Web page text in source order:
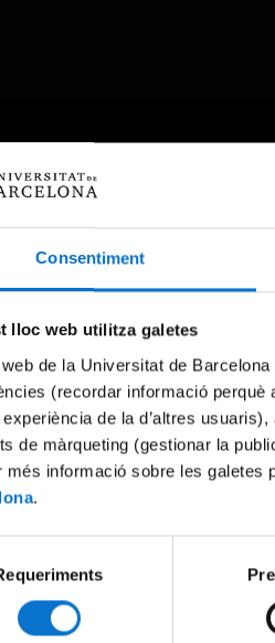
Consentiment
lloc web utilitza galetes
de la Universitat de
(recordar informació
de la d’altres
de màrqueting (gestionar la
més informació sobre les galetes
.